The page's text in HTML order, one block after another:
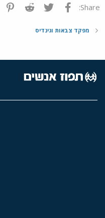
Share: פייסבוק Twitter
Reddit
מפקד צבאות וגינדיס